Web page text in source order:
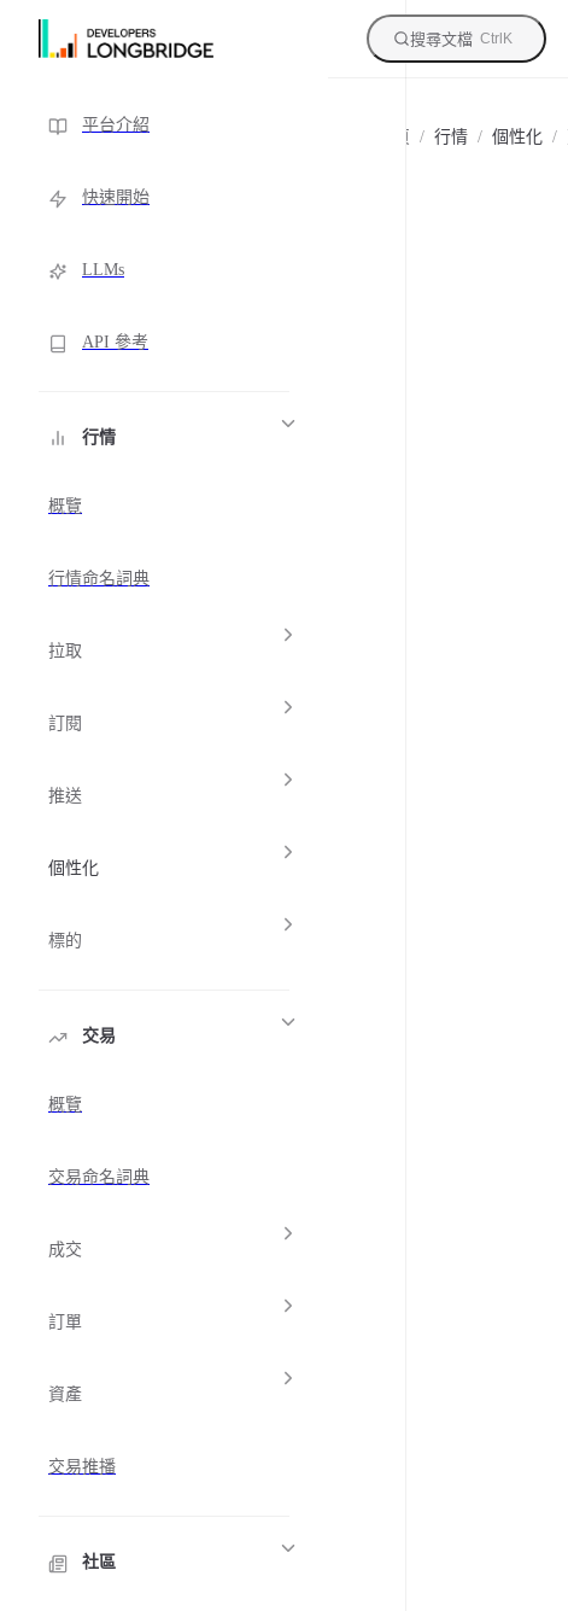
跳轉到內容 搜尋文檔 Ctrl K
平台介紹
快速開始
LLMs
API 參考
行情
概覽
行情命名詞典
拉取
訂閱
推送
個性化
標的
交易
概覽
交易命名詞典
成交
訂單
資產
交易推播
社區
主頁 / 行情 / 個性化 /